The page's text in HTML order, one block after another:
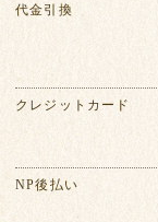
代金引換
クレジットカード
NP後払い